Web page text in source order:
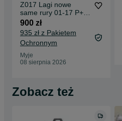
Z017 Lagi nowe
same rury 01-17 P+L
Honda Goldwing GL
1800
900 zł
935 zł z Pakietem
Ochronnym
Myje
08 sierpnia 2026
Zobacz też